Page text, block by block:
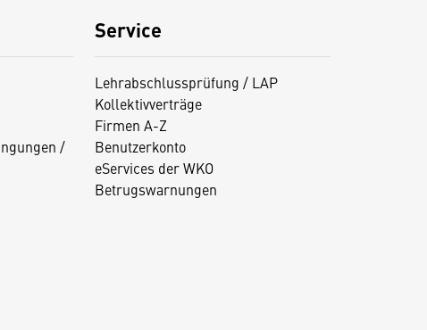
/
Service
Lehrabschlussprüfung / LAP
Kollektivverträge
Firmen A-Z
Benutzerkonto
eServices der WKO
Betrugswarnungen